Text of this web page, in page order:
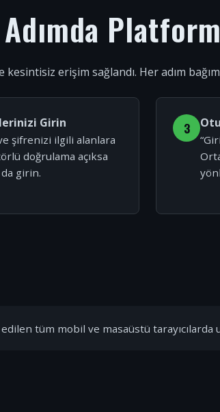
erişim sağlandı. Her adım
Girin
ve şifrenizi ilgili alanlara
doğrulama açıksa
girin.
3
tüm mobil ve masaüstü tarayıcılarda